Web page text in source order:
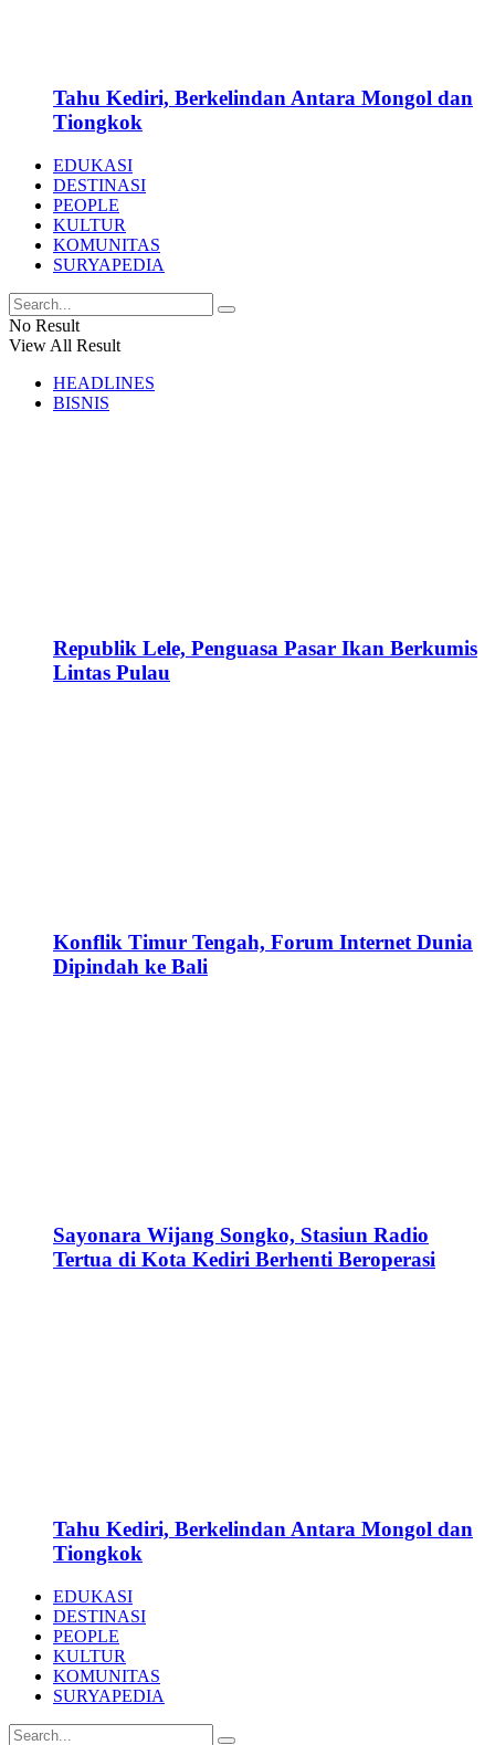
Tahu Kediri, Berkelindan Antara Mongol dan
Tiongkok
EDUKASI
DESTINASI
PEOPLE
KULTUR
KOMUNITAS
SURYAPEDIA
No Result
View All Result
HEADLINES
BISNIS
Republik Lele, Penguasa Pasar Ikan Berkumis
Lintas Pulau
Konflik Timur Tengah, Forum Internet Dunia
Dipindah ke Bali
Sayonara Wijang Songko, Stasiun Radio
Tertua di Kota Kediri Berhenti Beroperasi
Tahu Kediri, Berkelindan Antara Mongol dan
Tiongkok
EDUKASI
DESTINASI
PEOPLE
KULTUR
KOMUNITAS
SURYAPEDIA